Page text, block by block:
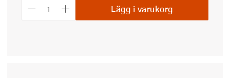
Lägg i varukorg